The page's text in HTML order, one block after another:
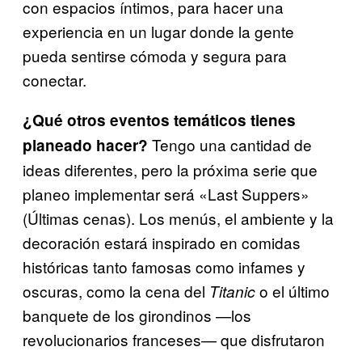
con espacios íntimos, para hacer una
experiencia en un lugar donde la gente
pueda sentirse cómoda y segura para
conectar.
¿Qué otros eventos temáticos tienes
planeado hacer? Tengo una cantidad de
ideas diferentes, pero la próxima serie que
planeo implementar será «Last Suppers»
(Últimas cenas). Los menús, el ambiente y la
decoración estará inspirado en comidas
históricas tanto famosas como infames y
oscuras, como la cena del Titanico el último
banquete de los girondinos —los
revolucionarios franceses— que disfrutaron